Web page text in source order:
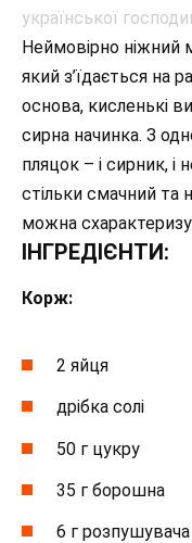
Неймовірно
який з’їдається на
основа, кисленькі
сирна начинка. З
пляцок – і сирник, і
стільки смачний та
можна
ІНГРЕДІЄНТИ:
Корж:
2 яйця
дрібка солі
50 г цукру
35 г борошна
6 г розпушувача